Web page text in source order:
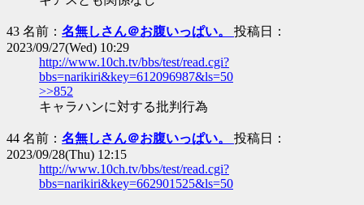
43 名前： 名無しさん＠お腹いっぱい。 投稿日：
2023/09/27(Wed) 10:29
http://www.10ch.tv/bbs/test/read.cgi?
bbs=narikiri&key=612096987&ls=50
>>852
キャラハンに対する批判行為
44 名前： 名無しさん＠お腹いっぱい。 投稿日：
2023/09/28(Thu) 12:15
http://www.10ch.tv/bbs/test/read.cgi?
bbs=narikiri&key=662901525&ls=50